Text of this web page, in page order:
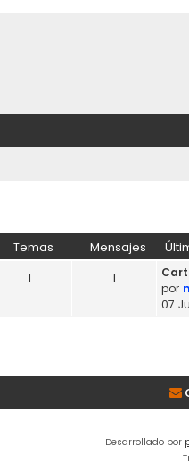
Temas Mensajes
1 1
por
07
Desarrollado por